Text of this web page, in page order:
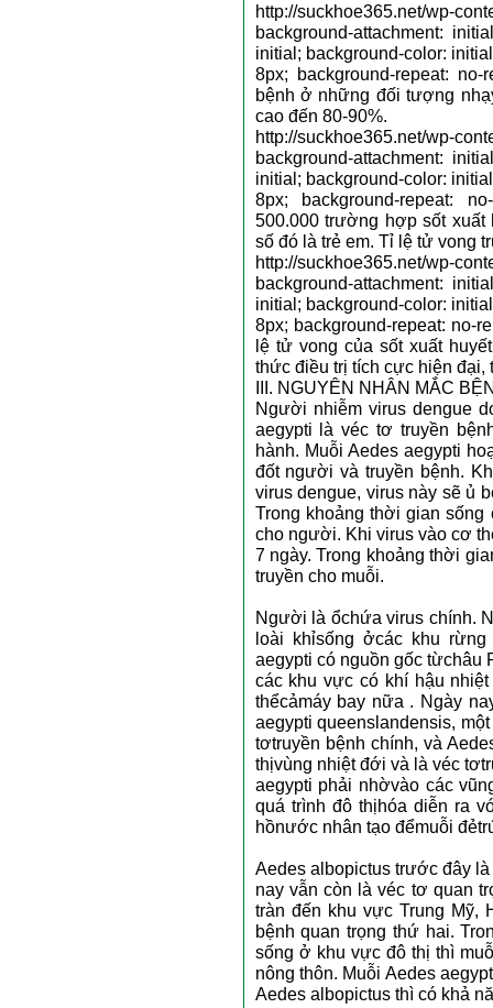
http://suckhoe365.net/wp-
background-attachment:
initial; background-color:
8px; background-repeat:
bệnh ở những đối tượng
cao đến 80-90%.
http://suckhoe365.net/wp-
background-attachment:
initial; background-color:
8px; background-repeat:
500.000 trường hợp sốt xuất
số đó là trẻ em. Tỉ lệ tử vong
http://suckhoe365.net/wp-
background-attachment:
initial; background-color:
8px; background-repeat: no-
lệ tử vong của sốt xuất
thức điều trị tích cực hiện đại,
III. NGUYÊN NHÂN MẮC
Người nhiễm virus dengue
aegypti là véc tơ truyền
hành. Muỗi Aedes aegypti
đốt người và truyền bệnh.
virus dengue, virus này sẽ ủ
Trong khoảng thời gian
cho người. Khi virus vào cơ
7 ngày. Trong khoảng thời
truyền cho muỗi.
Người là ổchứa virus chính.
loài khỉsống ởcác khu
aegypti có nguồn gốc từchâu
các khu vực có khí hậu
thểcảmáy bay nữa . Ngày
aegypti queenslandensis,
tơtruyền bệnh chính, và
thịvùng nhiệt đới và là véc
aegypti phải nhờvào các
quá trình đô thịhóa diễn ra
hồnước nhân tạo đểmuỗi
Aedes albopictus trước đây
nay vẫn còn là véc tơ quan
tràn đến khu vực Trung Mỹ,
bệnh quan trọng thứ hai.
sống ở khu vực đô thị thì
nông thôn. Muỗi Aedes
Aedes albopictus thì có khả